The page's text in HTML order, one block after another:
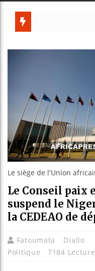
Le siège de l'Union
Le Conseil paix
suspend le
la CEDEAO de
Fatoumata Diallo
Politique
7184